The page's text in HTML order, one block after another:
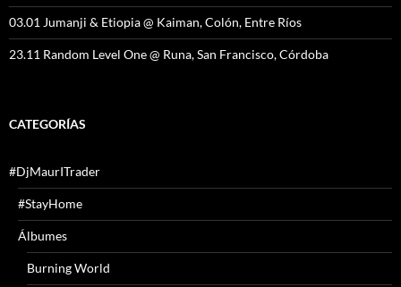
03.01 Jumanji & Etiopia @ Kaiman, Colón, Entre Ríos
23.11 Random Level One @ Runa, San Francisco, Córdoba
CATEGORÍAS
#DjMaurITrader
#StayHome
Álbumes
Burning World